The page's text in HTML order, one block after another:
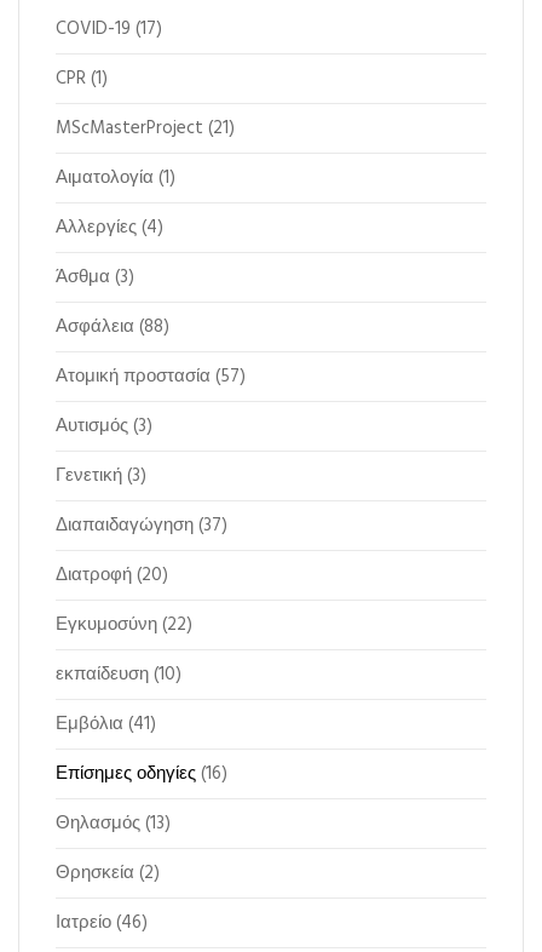
COVID-19 (17)
CPR(1)
MScMasterProject (21)
Αιματολογία (1)
Αλλεργίες(4)
Άσθμα (3)
Ασφάλεια (88)
Ατομική προστασία (57)
Αυτισμός(3)
Γενετική(3)
Διαπαιδαγώγηση(37)
Διατροφή(20)
Εγκυμοσύνη(22)
εκπαίδευση(10)
Εμβόλια (41)
Επίσημες οδηγίες(16)
Θηλασμός(13)
Θρησκεία (2)
Ιατρείο(46)